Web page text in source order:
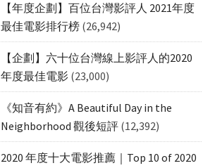
【年度企劃】百位台灣影評人 2021年度
最佳電影排行榜 (26,942)
【企劃】六十位台灣線上影評人的2020
年度最佳電影 (23,000)
《知音有約》A Beautiful Day in the
Neighborhood 觀後短評 (12,392)
2020 年度十大電影推薦｜Top 10 of 2020